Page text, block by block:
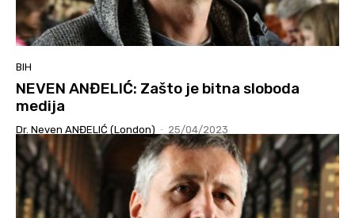
BIH
NEVEN ANĐELIĆ: Zašto je bitna sloboda
medija
Dr. Neven ANĐELIĆ (London) - 25/04/2023